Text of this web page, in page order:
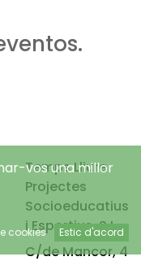
Temps Lliure
Projectes
Socioeducatius
i Esportius, S.L.
C/de Mancor, 4
vos una millor
cookies Estic d'acord